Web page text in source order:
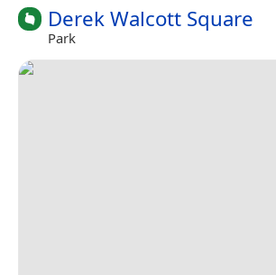
Derek Walcott Square
Park